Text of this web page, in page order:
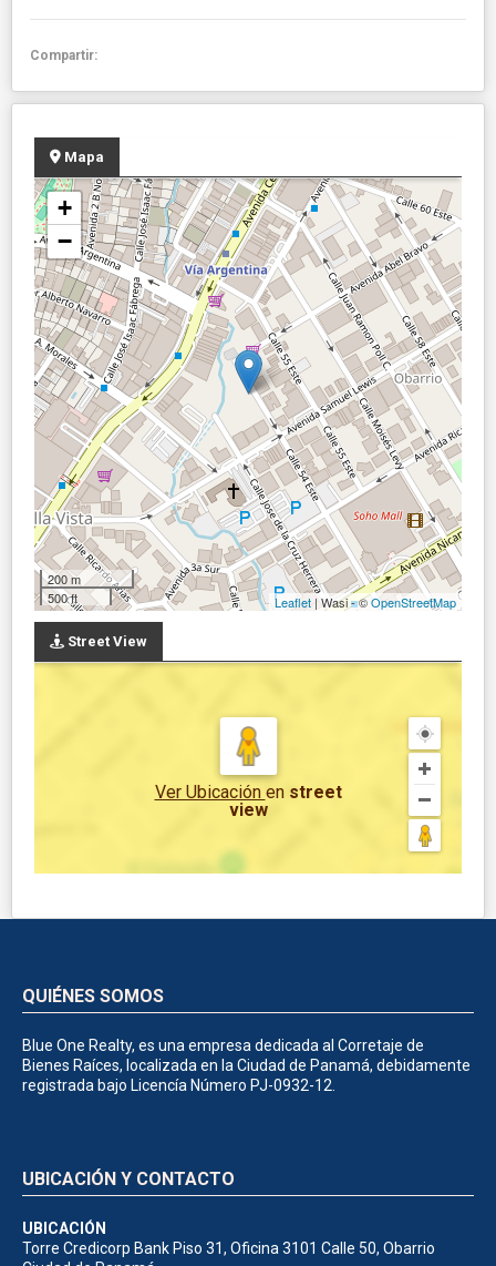
Compartir:
Mapa
+
−
200 m
500 ft
Leaflet | Wasi - ©OpenStreetMap
Street View
Ver Ubicación en street
view
QUIÉNES SOMOS
Blue One Realty, es una empresa dedicada al Corretaje de
Bienes Raíces, localizada en la Ciudad de Panamá, debidamente
registrada bajo Licencía Número PJ-0932-12.
UBICACIÓN Y CONTACTO
UBICACIÓN
Torre Credicorp Bank Piso 31, Oficina 3101 Calle 50, Obarrio